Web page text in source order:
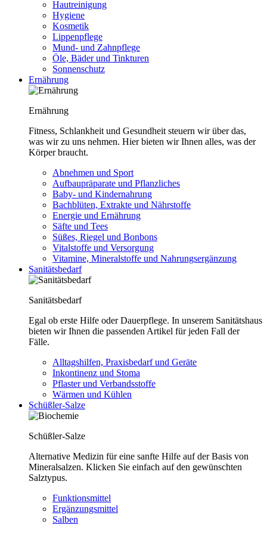
Hautreinigung
Hygiene
Kosmetik
Lippenpflege
Mund- und Zahnpflege
Öle, Bäder und Tinkturen
Sonnenschutz
Ernährung
Ernährung
Fitness, Schlankheit und Gesundheit steuern wir über das,
was wir zu uns nehmen. Hier bieten wir Ihnen alles, was der
Körper braucht.
Abnehmen und Sport
Aufbaupräparate und Pflanzliches
Baby- und Kindernahrung
Bachblüten, Extrakte und Nährstoffe
Energie und Ernährung
Säfte und Tees
Süßes, Riegel und Bonbons
Vitalstoffe und Versorgung
Vitamine, Mineralstoffe und Nahrungsergänzung
Sanitätsbedarf
Sanitätsbedarf
Egal ob erste Hilfe oder Dauerpflege. In unserem Sanitätshaus
bieten wir Ihnen die passenden Artikel für jeden Fall der
Fälle.
Alltagshilfen, Praxisbedarf und Geräte
Inkontinenz und Stoma
Pflaster und Verbandsstoffe
Wärmen und Kühlen
Schüßler-Salze
Schüßler-Salze
Alternative Medizin für eine sanfte Hilfe auf der Basis von
Mineralsalzen. Klicken Sie einfach auf den gewünschten
Salztypus.
Funktionsmittel
Ergänzungsmittel
Salben